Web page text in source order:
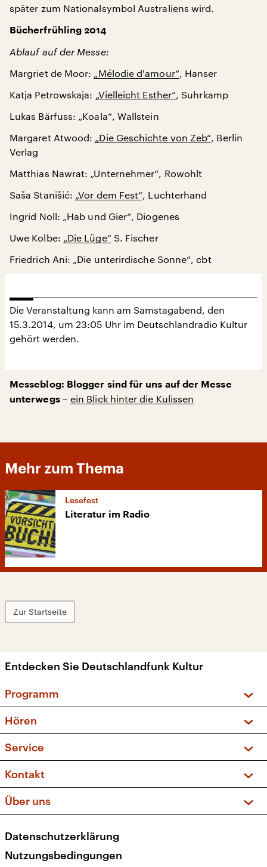
später zum Nationalsymbol Australiens wird.
Bücherfrühling 2014
Ablauf auf der Messe:
Margriet de Moor: „Mélodie d'amour“, Hanser
Katja Petrowskaja: „Vielleicht Esther“, Suhrkamp
Lukas Bärfuss: „Koala“, Wallstein
Margaret Atwood: „Die Geschichte von Zeb“, Berlin
Verlag
Matthias Nawrat: „Unternehmer“, Rowohlt
Saša Stanišić: „Vor dem Fest“, Luchterhand
Ingrid Noll: „Hab und Gier“, Diogenes
Uwe Kolbe: „Die Lüge“ S. Fischer
Friedrich Ani: „Die unterirdische Sonne“, cbt
Die Veranstaltung kann am Samstagabend, den
15.3.2014, um 23:05 Uhr im Deutschlandradio Kultur
gehört werden.
Messeblog: Blogger sind für uns auf der Messe
unterwegs – ein Blick hinter die Kulissen
Mehr zum Thema
Lesefest
Literatur im Radio
Zur Startseite
Entdecken Sie Deutschlandfunk Kultur
Programm
Sendungen und Podcasts
Musikliste
Kakadu – Das Kinderprogramm
Hören
Frequenzen (UKW + DAB+)
Service
FAQ
Apps
Newsletter
Veranstaltungen
Kontakt
Social Media
Über uns
Presse
Karriere
Datenschutzerklärung
Nutzungsbedingungen